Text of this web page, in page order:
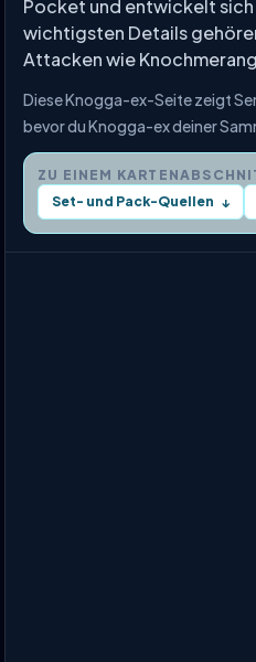
Pocket und entwickelt sich
wichtigsten Details
Attacken wie
Diese Knogga-ex-Seite zeigt
bevor du Knogga-ex deiner
ZU EINEM
Set- und Pack-Quellen ↓